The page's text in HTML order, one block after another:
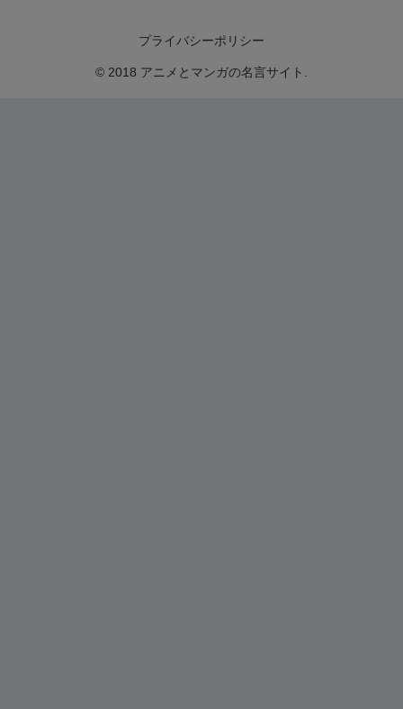
プライバシーポリシー
© 2018 アニメとマンガの名言サイト.